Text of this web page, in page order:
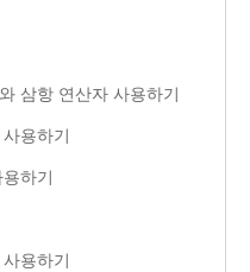
삼항 연산자 사용하기
용하기
하기
용하기